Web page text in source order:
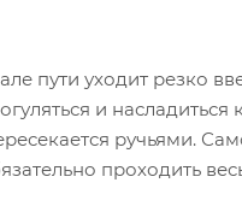
пути уходит резко
и насладиться
ручьями.
проходить